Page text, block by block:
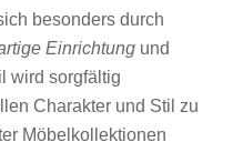
besonders durch
Einrichtung und
wird sorgfältig
Charakter und Stil zu
Möbelkollektionen